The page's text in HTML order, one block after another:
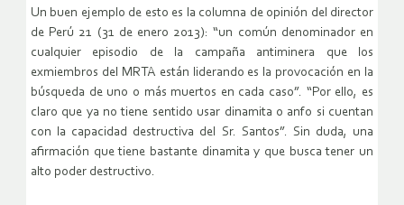
Un buen ejemplo de esto es la columna de opinión del director
de Perú 21 (31 de enero 2013): “un común denominador en
cualquier episodio de la campaña antiminera que los
exmiembros del MRTA están liderando es la provocación en la
búsqueda de uno o más muertos en cada caso”. “Por ello, es
claro que ya no tiene sentido usar dinamita o anfo si cuentan
con la capacidad destructiva del Sr. Santos”. Sin duda, una
afirmación que tiene bastante dinamita y que busca tener un
alto poder destructivo.